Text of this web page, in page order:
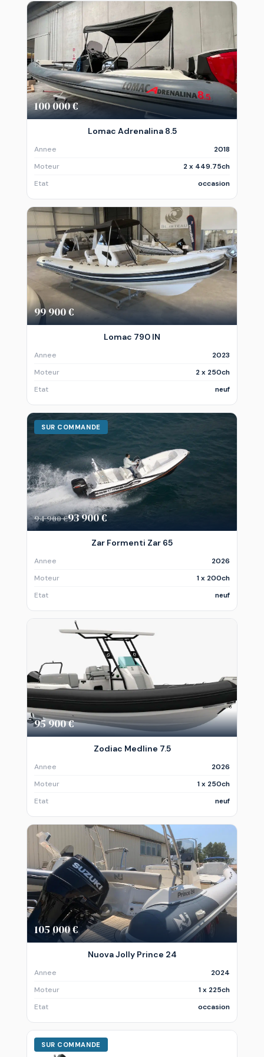
100 000 €
Lomac Adrenalina 8.5
Annee
2018
Moteur
2 x 449.75ch
Etat
occasion
99 900 €
Lomac 790 IN
Annee
2023
Moteur
2 x 250ch
Etat
neuf
SUR COMMANDE
94 900 €93 900 €
Zar Formenti Zar 65
Annee
2026
Moteur
1 x 200ch
Etat
neuf
95 900 €
Zodiac Medline 7.5
Annee
2026
Moteur
1 x 250ch
Etat
neuf
105 000 €
Nuova Jolly Prince 24
Annee
2024
Moteur
1 x 225ch
Etat
occasion
SUR COMMANDE